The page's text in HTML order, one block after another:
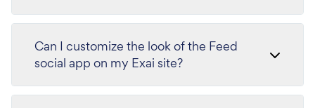
Can I customize the look of the Feed
social app on my Exai site?